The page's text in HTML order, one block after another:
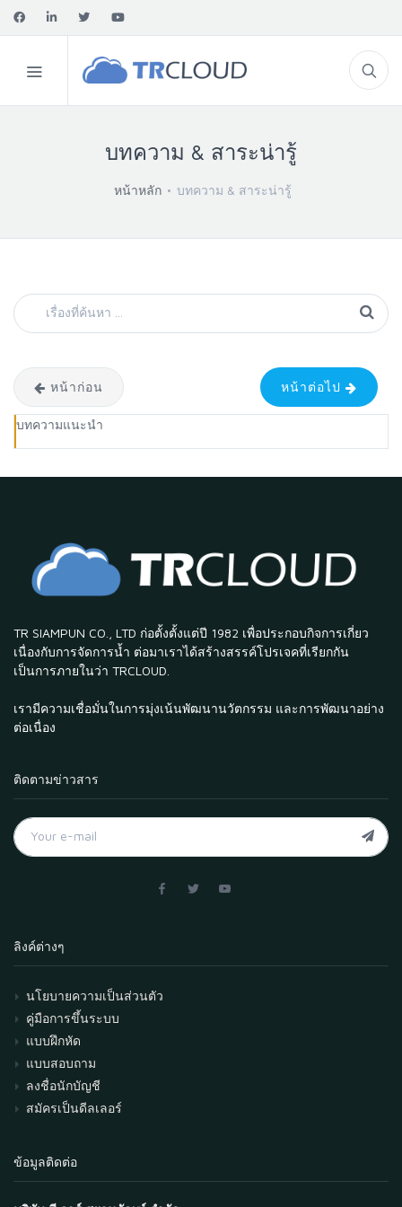
บทความ & สาระน่ารู้
หน้าหลัก บทความ & สาระน่ารู้
หน้าก่อน หน้าต่อไป
บทความแนะนำ
TR SIAMPUN CO., LTD ก่อตั้งตั้งแต่ปี 1982 เพื่อประกอบกิจการเกี่ยว
เนื่องกับการจัดการน้ำ ต่อมาเราได้สร้างสรรค์โปรเจคที่เรียกกัน
เป็นการภายในว่า TRCLOUD.
เรามีความเชื่อมั่นในการมุ่งเน้นพัฒนานวัตกรรม และการพัฒนาอย่าง
ต่อเนื่อง
ติดตามข่าวสาร
ลิงค์ต่างๆ
นโยบายความเป็นส่วนตัว
คู่มือการขึ้นระบบ
แบบฝึกหัด
แบบสอบถาม
ลงชื่อนักบัญชี
สมัครเป็นดีลเลอร์
ข้อมูลติดต่อ